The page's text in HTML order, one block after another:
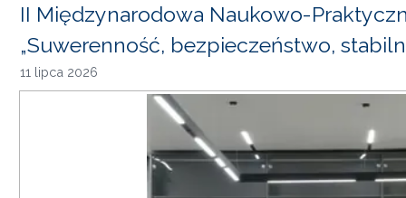
II Międzynarodowa Naukowo-
„Suwerenność, bezpieczeństwo,
11 lipca 2026